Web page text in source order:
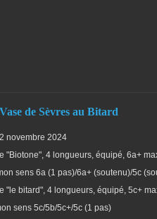
de Sèvres au Bitard
novembre 2024
"Biotone", 4 longueurs, équipé, 6a+
sens 6a (1 pas)/6a+ (soutenu)/5c
"le bitard", 4 longueurs, équipé, 5c+
sens 5c/5b/5c+/5c (1 pas)